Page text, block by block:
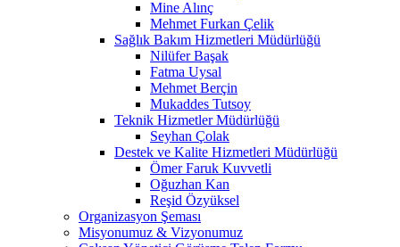
Mine Alınç
Mehmet Furkan Çelik
Sağlık Bakım Hizmetleri Müdürlüğü
Nilüfer Başak
Fatma Uysal
Mehmet Berçin
Mukaddes Tutsoy
Teknik Hizmetler Müdürlüğü
Seyhan Çolak
Destek ve Kalite Hizmetleri Müdürlüğü
Ömer Faruk Kuvvetli
Oğuzhan Kan
Reşid Özyüksel
Organizasyon Şeması
Misyonumuz & Vizyonumuz